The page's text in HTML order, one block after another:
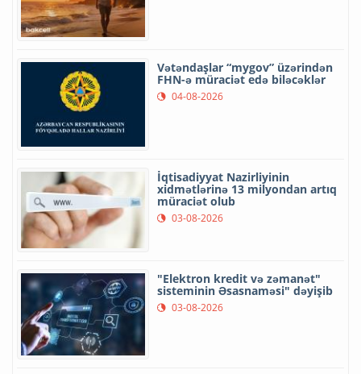
Vətəndaşlar “mygov” üzərindən
FHN-ə müraciət edə biləcəklər
04-08-2026
İqtisadiyyat Nazirliyinin
xidmətlərinə 13 milyondan artıq
müraciət olub
03-08-2026
"Elektron kredit və zəmanət"
sisteminin Əsasnaməsi" dəyişib
03-08-2026